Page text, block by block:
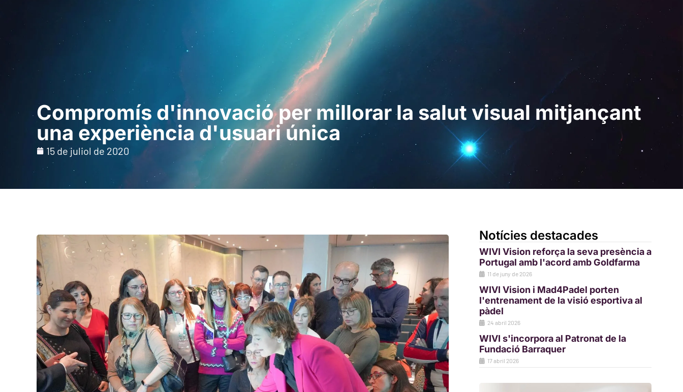
Per a professionals Per a pacients
Sol · licita una
Compromís d'innovació per millorar la salut visual mitjançant
una experiència d'usuari única
15 de juliol de 2020
Notícies destacades
WIVI Vision reforça la seva presència a
Portugal amb l'acord amb Goldfarma
11 de juny de 2026
WIVI Vision i Mad4Padel porten
l'entrenament de la visió esportiva al
pàdel
24 abril 2026
WIVI s'incorpora al Patronat de la
Fundació Barraquer
17 abril 2026